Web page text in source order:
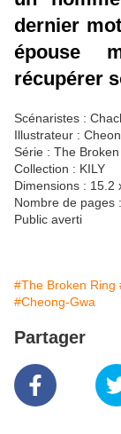
dernier
épouse
récupérer
Scénaristes :
Illustrateur :
Série : The Broken
Collection : KILY
Dimensions : 15.2
Nombre de pages
Public averti
#The Broken Ring
#Cheong-Gwa
Partager